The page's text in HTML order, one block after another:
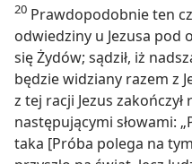
20 Prawdopodobnie ten
odwiedziny u Jezusa pod
się Żydów; sądził, iż
będzie widziany razem z
z tej racji Jezus
następującymi słowami:
taka [Próba polega na